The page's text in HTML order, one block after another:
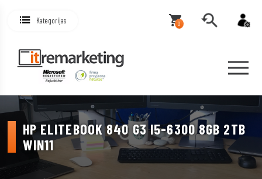
Kategorijas 0
HP ELITEBOOK 840 G3 I5-6300 8GB 2TB
WIN11